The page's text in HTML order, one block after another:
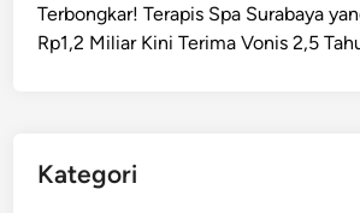
a
b
T
Terbongkar! Terapis Spa Surabaya
Rp1,2 Miliar Kini Terima Vonis 2,5
Kategori